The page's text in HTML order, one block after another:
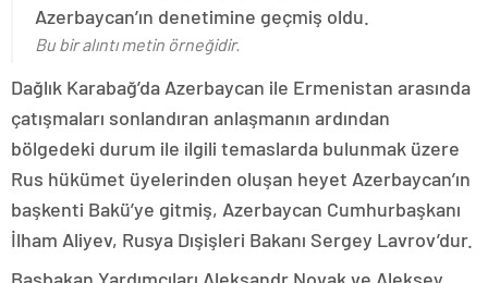
Azerbaycan’ın denetimine geçmiş oldu.
Bu bir alıntı metin örneğidir.
Dağlık Karabağ’da Azerbaycan ile Ermenistan arasında
çatışmaları sonlandıran anlaşmanın ardından
bölgedeki durum ile ilgili temaslarda bulunmak üzere
Rus hükümet üyelerinden oluşan heyet Azerbaycan’ın
başkenti Bakü’ye gitmiş, Azerbaycan Cumhurbaşkanı
İlham Aliyev, Rusya Dışişleri Bakanı Sergey Lavrov’dur.